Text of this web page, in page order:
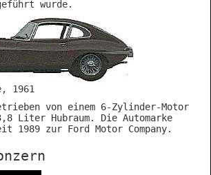
wurde.
1961
von einem 6-Zylinder-Motor
Liter Hubraum. Die Automarke
1989 zur Ford Motor Company.